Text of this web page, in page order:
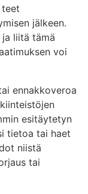
jälkeen.
liitä tämä
voi
ennakkoveroa
esitäytetyn
tietoa tai haet
niistä
tai